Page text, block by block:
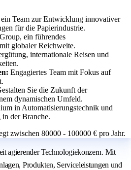
Team zur Entwicklung innovativer
für die Papierindustrie.
ein führendes
globaler Reichweite.
internationale Reisen und
Engagiertes Team mit Fokus auf
Sie die Zukunft der
dynamischen Umfeld.
in Automatisierungstechnik und
der Branche.
zwischen 80000 - 100000 € pro Jahr.
agierender Technologiekonzern. Mit
Produkten, Serviceleistungen und